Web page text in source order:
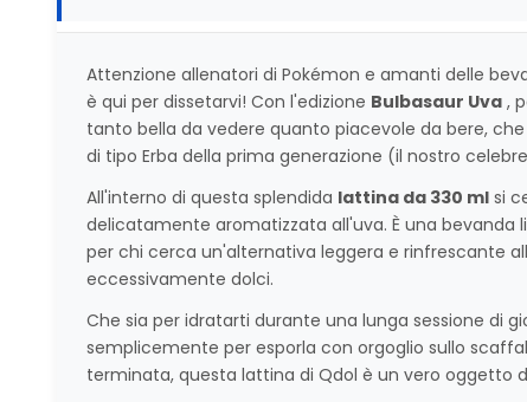
Attenzione allenatori di Pokémon e amanti delle
è qui per dissetarvi! Con l'edizione Bulbasaur Uva,
tanto bella da vedere quanto piacevole da bere,
di tipo Erba della prima generazione (il nostro
All'interno di questa splendida lattina da 330 mlsi
delicatamente aromatizzata all'uva. È una
per chi cerca un'alternativa leggera e rinfrescante
eccessivamente dolci.
Che sia per idratarti durante una lunga sessione di
semplicemente per esporla con orgoglio sullo
terminata, questa lattina di Qdol è un vero oggetto